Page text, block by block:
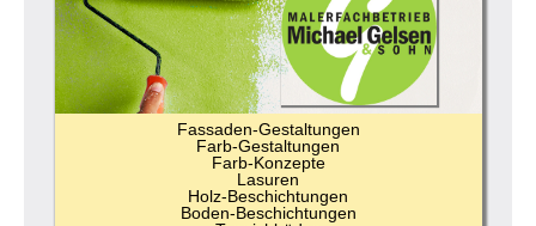
Fassaden-Gestaltungen
Farb-Gestaltungen
Farb-Konzepte
Lasuren
Holz-Beschichtungen
Boden-Beschichtungen